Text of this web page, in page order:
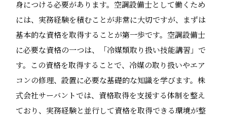
身につける必要があります。空調設備士として働くため
には、実務経験を積むことが非常に大切ですが、まずは
基本的な資格を取得することが第一歩です。空調設備士
に必要な資格の一つは、「冷媒類取り扱い技能講習」で
す。この資格を取得することで、冷媒の取り扱いやエア
コンの修理、設置に必要な基礎的な知識を学びます。株
式会社サーバントでは、資格取得を支援する体制を整え
ており、実務経験と並行して資格を取得できる環境が整